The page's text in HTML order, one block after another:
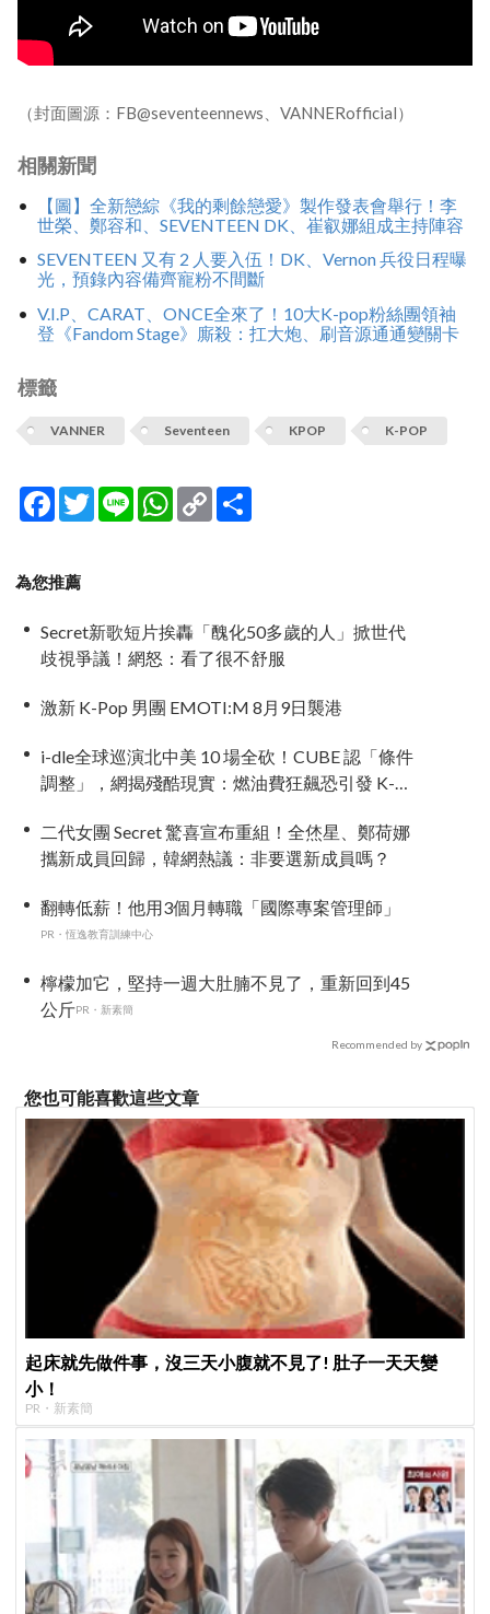
（封面圖源：FB@seventeennews、VANNERofficial）
相關新聞
【圖】全新戀綜《我的剩餘戀愛》製作發表會舉行！李
世榮、鄭容和、SEVENTEEN DK、崔叡娜組成主持陣容
SEVENTEEN 又有 2 人要入伍！DK、Vernon 兵役日程曝
光，預錄內容備齊寵粉不間斷
V.I.P、CARAT、ONCE全來了！10大K-pop粉絲團領袖
登《Fandom Stage》廝殺：扛大炮、刷音源通通變關卡
標籤
VANNER Seventeen KPOP K-POP
Facebook
TwitterLine WhatsApp
Copy
Link
為您推薦
Secret新歌短片挨轟「醜化50多歲的人」掀世代
歧視爭議！網怒：看了很不舒服
激新 K-Pop 男團 EMOTI:M 8月9日襲港
i-dle全球巡演北中美 10 場全砍！CUBE 認「條件
調整」，網揭殘酷現實：燃油費狂飆恐引發 K-
二代女團 Secret 驚喜宣布重組！全烋星、鄭荷娜
攜新成員回歸，韓網熱議：非要選新成員嗎？
翻轉低薪！他用3個月轉職「國際專案管理師」
PR・恆逸教育訓練中心
檸檬加它，堅持一週大肚腩不見了，重新回到45
公斤PR・新素簡
Recommended by
您也可能喜歡這些文章
起床就先做件事，沒三天小腹就不見了! 肚子一天天變
小！
PR・新素簡